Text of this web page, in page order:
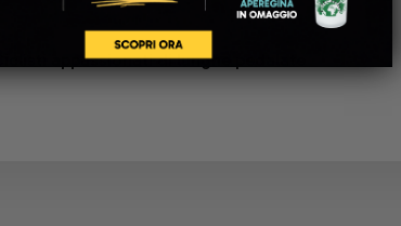
Ciclisti appassionati di lunghe pedalate